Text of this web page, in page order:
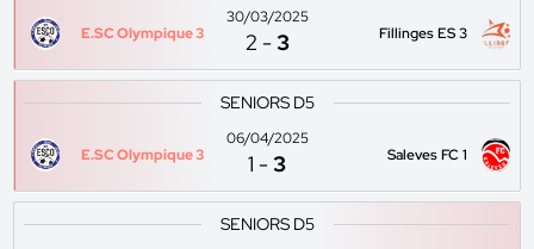
E.SC Olympique 3
30/03/2025
2 -3 Fillinges ES 3
SENIORS D5
E.SC Olympique 3
06/04/2025
1 -3 Saleves FC 1
SENIORS D5